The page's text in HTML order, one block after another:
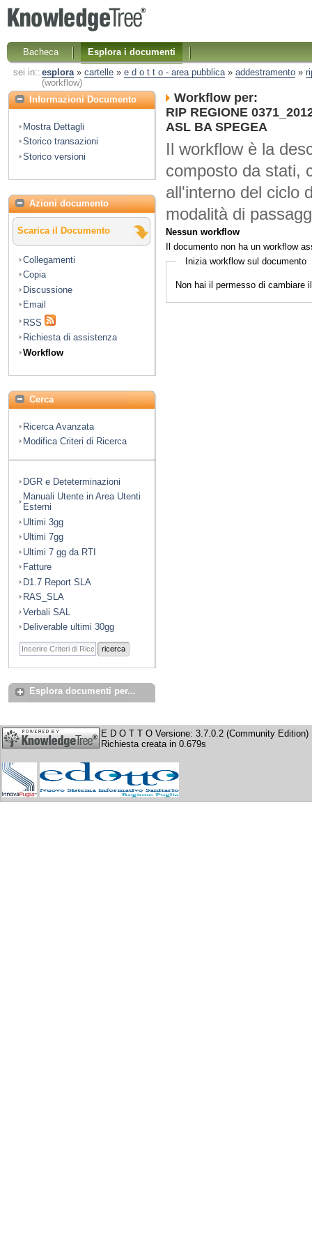
Bacheca
Esplora i documenti
sei in:: esplora» cartelle» e d o t t o - area pubblica» addestramento»
(workflow)
Informazioni Documento
Mostra Dettagli
Storico transazioni
Storico versioni
Azioni documento
Scarica il Documento
Collegamenti
Copia
Discussione
Email
RSS
Richiesta di assistenza
Workflow
Cerca
Ricerca Avanzata
Modifica Criteri di Ricerca
DGR e Deteterminazioni
Manuali Utente in Area Utenti
Esterni
Ultimi 3gg
Ultimi 7gg
Ultimi 7 gg da RTI
Fatture
D1.7 Report SLA
RAS_SLA
Verbali SAL
Deliverable ultimi 30gg
ricerca
Esplora documenti per...
Workflow per:
RIP REGIONE
ASL BA SPEGEA
Il workflow è la
composto da stati,
all'interno del ciclo
modalità di
Nessun workflow
Il documento non ha un workflow
Inizia workflow sul documento
Non hai il permesso di cambiare
E D O T T O Versione: 3.7.0.2 (Community Edition)
Richiesta creata in 0.679s